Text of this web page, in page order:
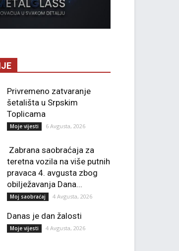
Privremeno zatvaranje
šetališta u Srpskim
Toplicama
Moje vijesti 6 Avgusta, 2026
Zabrana saobraćaja za
teretna vozila na više putnih
pravaca 4. avgusta zbog
obilježavanja Dana...
Moj saobraćaj 4 Avgusta, 2026
Danas je dan žalosti
Moje vijesti 4 Avgusta, 2026